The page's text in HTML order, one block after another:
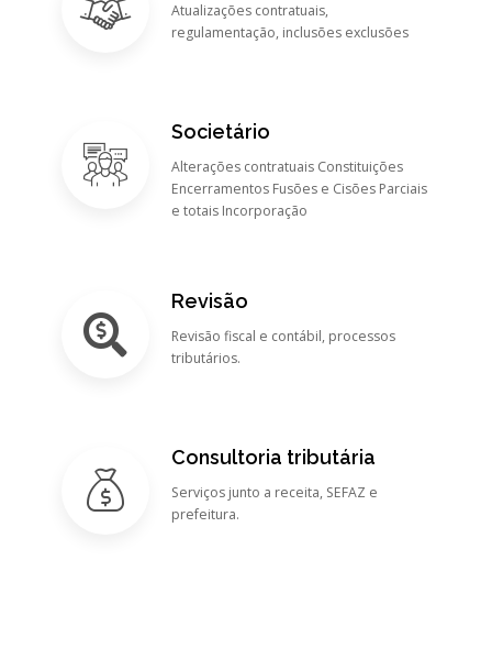
Atualizações contratuais,
regulamentação, inclusões exclusões
Societário
Alterações contratuais Constituições
Encerramentos Fusões e Cisões Parciais
e totais Incorporação
Revisão
Revisão fiscal e contábil, processos
tributários.
Consultoria tributária
Serviços junto a receita, SEFAZ e
prefeitura.